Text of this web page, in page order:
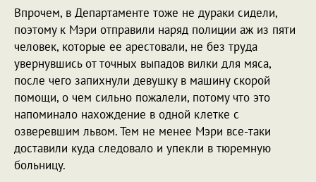
Впрочем, в Департаменте тоже не дураки сидели,
поэтому к Мэри отправили наряд полиции аж из пяти
человек, которые ее арестовали, не без труда
увернувшись от точных выпадов вилки для мяса,
после чего запихнули девушку в машину скорой
помощи, о чем сильно пожалели, потому что это
напоминало нахождение в одной клетке с
озверевшим львом. Тем не менее Мэри все-таки
доставили куда следовало и упекли в тюремную
больницу.